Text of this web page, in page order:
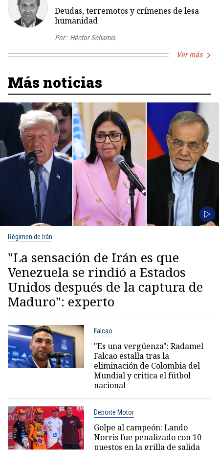
Deudas, terremotos y crímenes de lesa
humanidad
Por: Héctor Schamis
Ver más
Más noticias
Régimen de Irán
"La sensación de Irán es que
Venezuela se rindió a Estados
Unidos después de la captura de
Maduro": experto
Falcao
"Es una vergüenza": Radamel
Falcao estalla tras la
eliminación de Colombia del
Mundial y critica el fútbol
nacional
Deporte Motor
Golpe al campeón: Lando
Norris fue penalizado con 10
puestos en la grilla de salida